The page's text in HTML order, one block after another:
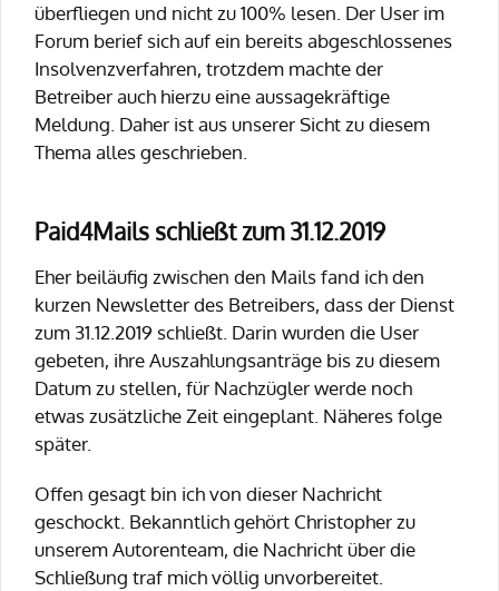
überfliegen und nicht zu 100% lesen. Der User im
Forum berief sich auf ein bereits abgeschlossenes
Insolvenzverfahren, trotzdem machte der
Betreiber auch hierzu eine aussagekräftige
Meldung. Daher ist aus unserer Sicht zu diesem
Thema alles geschrieben.
Paid4Mails schließt zum 31.12.2019
Eher beiläufig zwischen den Mails fand ich den
kurzen Newsletter des Betreibers, dass der Dienst
zum 31.12.2019 schließt. Darin wurden die User
gebeten, ihre Auszahlungsanträge bis zu diesem
Datum zu stellen, für Nachzügler werde noch
etwas zusätzliche Zeit eingeplant. Näheres folge
später.
Offen gesagt bin ich von dieser Nachricht
geschockt. Bekanntlich gehört Christopher zu
unserem Autorenteam, die Nachricht über die
Schließung traf mich völlig unvorbereitet.